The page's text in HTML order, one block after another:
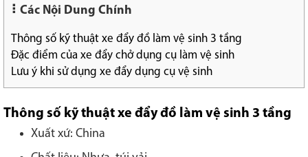
Các Nội Dung Chính
Thông số kỹ thuật xe đẩy đồ làm vệ sinh 3 tầng
Đặc điểm của xe đẩy chở dụng cụ làm vệ sinh
Lưu ý khi sử dụng xe đẩy dụng cụ vệ sinh
Thông số kỹ thuật xe đẩy đồ làm vệ sinh 3 tầng
Xuất xứ: China